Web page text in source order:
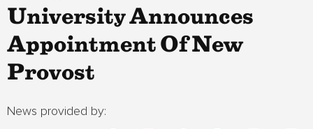
University Announces
Appointment Of New
Provost
News provided by: